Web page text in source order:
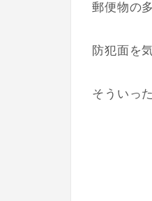
郵便物の
防犯面を
そういっ